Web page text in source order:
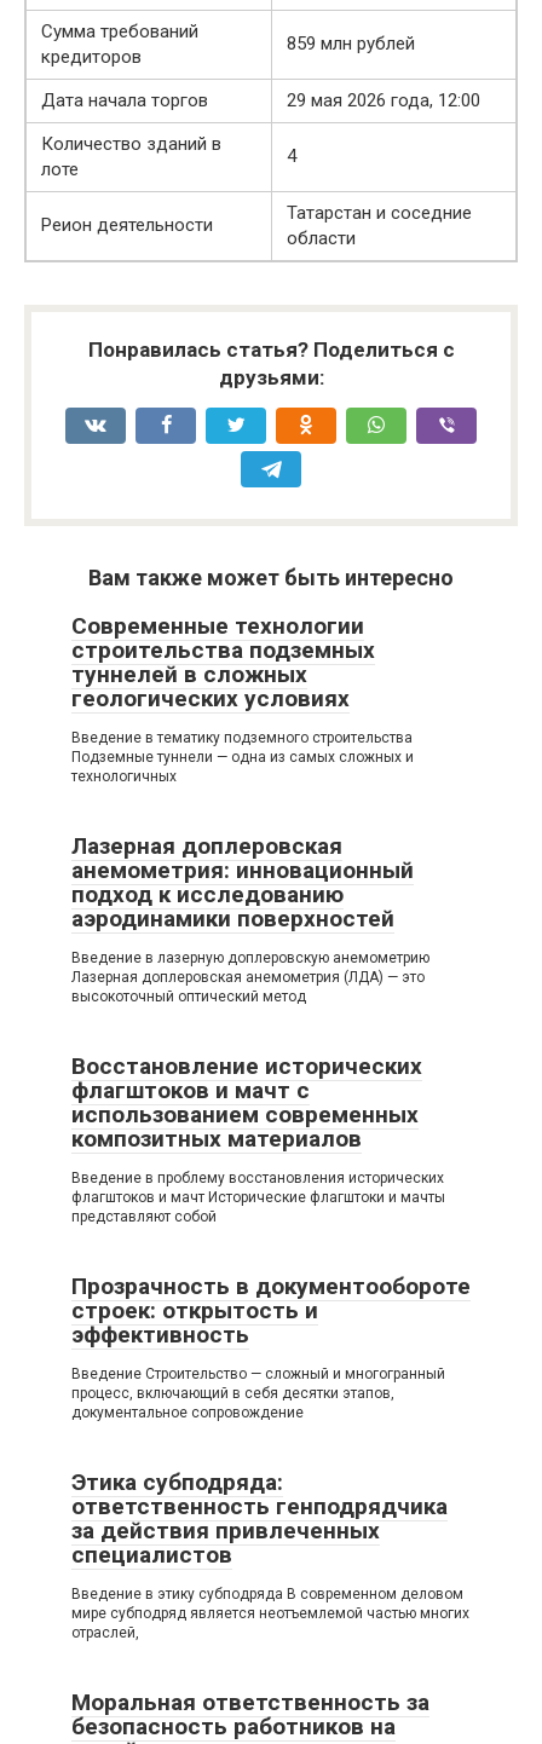
Сумма требований
кредиторов
859 млн рублей
Дата начала торгов
29 мая 2026 года, 12:00
Количество зданий в
лоте
4
Реион деятельности
Татарстан и соседние
области
Понравилась статья? Поделиться с
друзьями:
Вам также может быть интересно
Современные технологии
строительства подземных
туннелей в сложных
геологических условиях
Введение в тематику подземного строительства
Подземные туннели — одна из самых сложных и
технологичных
Лазерная доплеровская
анемометрия: инновационный
подход к исследованию
аэродинамики поверхностей
Введение в лазерную доплеровскую анемометрию
Лазерная доплеровская анемометрия (ЛДА) — это
высокоточный оптический метод
Восстановление исторических
флагштоков и мачт с
использованием современных
композитных материалов
Введение в проблему восстановления исторических
флагштоков и мачт Исторические флагштоки и мачты
представляют собой
Прозрачность в документообороте
строек: открытость и
эффективность
Введение Строительство — сложный и многогранный
процесс, включающий в себя десятки этапов,
документальное сопровождение
Этика субподряда:
ответственность генподрядчика
за действия привлеченных
специалистов
Введение в этику субподряда В современном деловом
мире субподряд является неотъемлемой частью многих
отраслей,
Моральная ответственность за
безопасность работников на